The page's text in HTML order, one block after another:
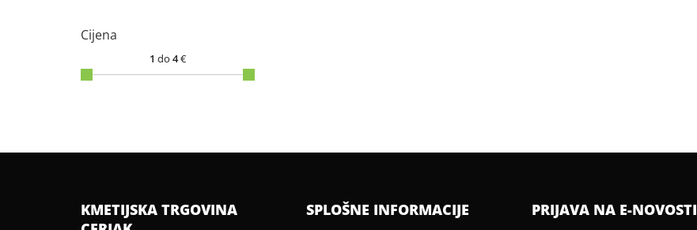
Cijena
1 do 4€
KMETIJSKA TRGOVINA
SPLOŠNE INFORMACIJE PRIJAVA NA E-NOVOSTI